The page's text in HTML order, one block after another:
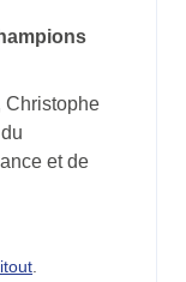
Christophe
et de
.